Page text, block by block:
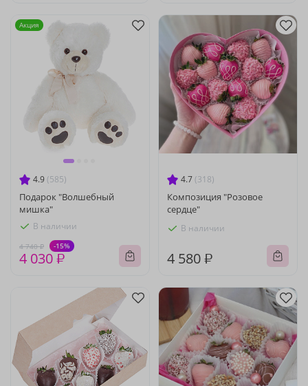
4.9 (585)
Подарок "Волшебный
мишка"
В наличии
4 740 ₽ -15%
4 030 ₽
Акция
4.7 (318)
Композиция "Розовое
сердце"
В наличии
4 580 ₽